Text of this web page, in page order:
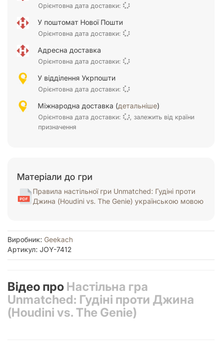
Орієнтовна дата доставки:
У поштомат Нової Пошти
Орієнтовна дата доставки:
Адресна доставка
Орієнтовна дата доставки:
У відділення Укрпошти
Орієнтовна дата доставки:
Міжнародна доставка (детальніше)
Орієнтовна дата доставки:
, залежить від країни
призначення
Матеріали до гри
Правила настільної гри Unmatched: Гудіні проти
Джина (Houdini vs. The Genie) українською мовою
Виробник: Geekach
Артикул: JOY-7412
Відео про Настільна гра
Unmatched: Гудіні проти Джина
(Houdini vs. The Genie)